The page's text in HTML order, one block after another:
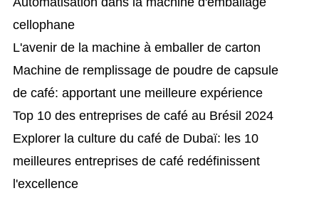
cellophane
L'avenir de la machine à emballer de carton
Machine de remplissage de poudre de capsule
de café: apportant une meilleure expérience
Top 10 des entreprises de café au Brésil 2024
Explorer la culture du café de Dubaï: les 10
meilleures entreprises de café redéfinissent
l'excellence